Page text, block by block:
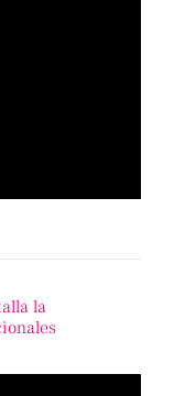
la